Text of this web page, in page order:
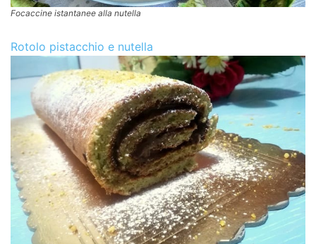
Focaccine istantanee alla nutella
Rotolo pistacchio e nutella